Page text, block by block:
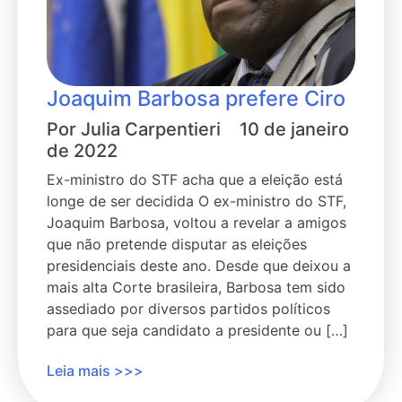
Joaquim Barbosa prefere Ciro
Por Julia Carpentieri
10 de janeiro
de 2022
Ex-ministro do STF acha que a eleição está
longe de ser decidida O ex-ministro do STF,
Joaquim Barbosa, voltou a revelar a amigos
que não pretende disputar as eleições
presidenciais deste ano. Desde que deixou a
mais alta Corte brasileira, Barbosa tem sido
assediado por diversos partidos políticos
para que seja candidato a presidente ou […]
Leia mais >>>